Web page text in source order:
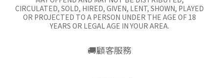
CIRCULATED, SOLD, HIRED, GIVEN, LENT, SHOWN, PLAYED
OR PROJECTED TO A PERSON UNDER THE AGE OF 18
YEARS OR LEGAL AGE IN YOUR AREA.
🚚顧客服務